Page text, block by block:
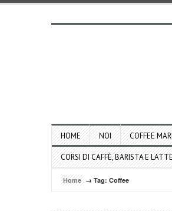
HOME NOI COFFEE
CORSI DI CAFFÈ, BARISTA E
Home → Tag: Coffee